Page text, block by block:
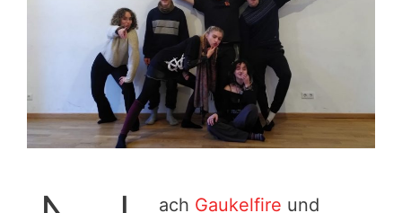
ach Gaukelfire und